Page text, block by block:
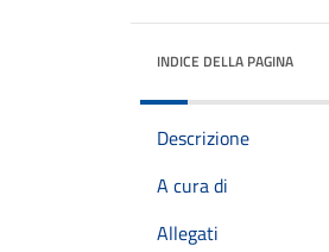
INDICE DELLA PAGINA
Descrizione
A cura di
Allegati